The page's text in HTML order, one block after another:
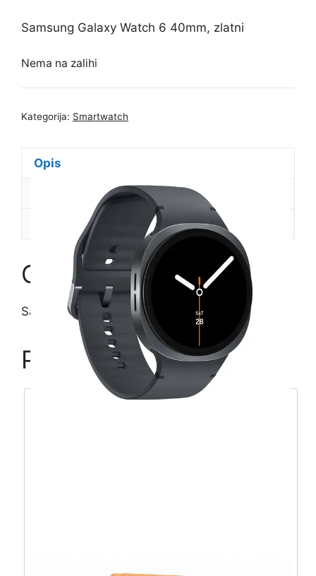
Samsung Galaxy Watch 6 40mm, zlatni
Nema na zalihi
Kategorija: Smartwatch
Opis
Dodatne informacije
Recenzije (0)
Opis
Samsung Galaxy Watch 6 40mm, zlatni
Povezani proizvodi